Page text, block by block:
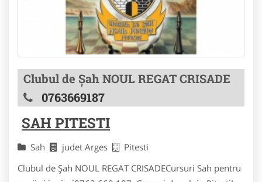
Clubul de Șah NOUL REGAT CRISADE
0763669187
SAH PITESTI
Sah judet Arges
Pitesti
Clubul de Șah NOUL REGAT CRISADECursuri Sah pentru